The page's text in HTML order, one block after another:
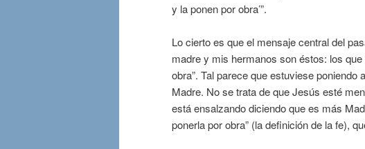
y la ponen por obra’”.
Lo cierto es que el mensaje central del
madre y mis hermanos son éstos: los
obra”. Tal parece que estuviese
Madre. No se trata de que Jesús esté
está ensalzando diciendo que es más
ponerla por obra” (la definición de la fe),